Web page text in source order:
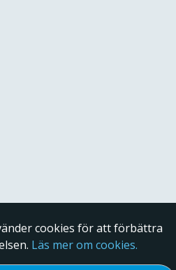
cookies för att förbättra
Läs mer om cookies.